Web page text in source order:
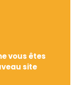
vous êtes
site